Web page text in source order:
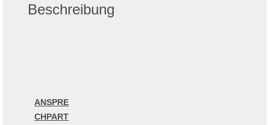
Beschreibung
ANSPRE
CHPART